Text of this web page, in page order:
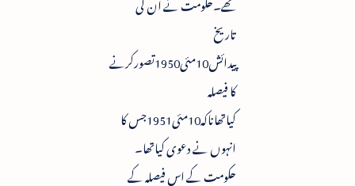
تاریخ
پیدائش10مئی1950تصورکرنے
کا فیصلہ
کیاتھاناکہ10مئی1951جس کا
انہوں نے دعوی کیاتھا۔
حکومت کے اس فیصلہ کے